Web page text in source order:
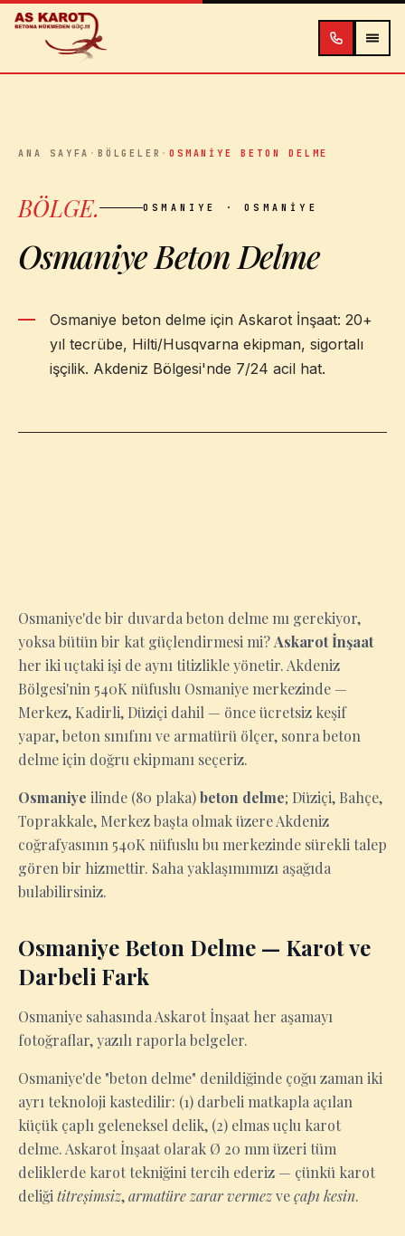
İçeriğe atla
ANA SAYFA ·BÖLGELER ·OSMANIYE BETON DELME
BÖLGE. OSMANIYE · OSMANIYE
Osmaniye Beton Delme
Osmaniye beton delme için Askarot İnşaat: 20+
yıl tecrübe, Hilti/Husqvarna ekipman, sigortalı
işçilik. Akdeniz Bölgesi'nde 7/24 acil hat.
Osmaniye'de bir duvarda beton delme mı gerekiyor,
yoksa bütün bir kat güçlendirmesi mi?Askarot İnşaat
her iki uçtaki işi de aynı titizlikle yönetir. Akdeniz
Bölgesi'nin 540K nüfuslu Osmaniye merkezinde —
Merkez, Kadirli, Düziçi dahil — önce ücretsiz keşif
yapar, beton sınıfını ve armatürü ölçer, sonra beton
delme için doğru ekipmanı seçeriz.
Osmaniye ilinde (80 plaka)beton delme; Düziçi, Bahçe,
Toprakkale, Merkez başta olmak üzere Akdeniz
coğrafyasının 540K nüfuslu bu merkezinde sürekli talep
gören bir hizmettir. Saha yaklaşımımızı aşağıda
bulabilirsiniz.
Osmaniye Beton Delme — Karot ve
Darbeli Fark
Osmaniye sahasında Askarot İnşaat her aşamayı
fotoğraflar, yazılı raporla belgeler.
Osmaniye'de "beton delme" denildiğinde çoğu zaman iki
ayrı teknoloji kastedilir: (1) darbeli matkapla açılan
küçük çaplı geleneksel delik, (2) elmas uçlu karot
delme. Askarot İnşaat olarak Ø 20 mm üzeri tüm
deliklerde karot tekniğini tercih ederiz — çünkü karot
deliği titreşimsiz,armatüre zarar vermezveçapı kesin.